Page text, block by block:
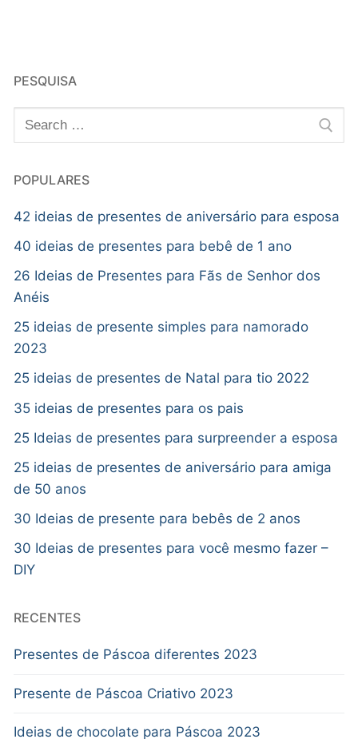
PESQUISA
POPULARES
42 ideias de presentes de aniversário para esposa
40 ideias de presentes para bebê de 1 ano
26 Ideias de Presentes para Fãs de Senhor dos
Anéis
25 ideias de presente simples para namorado
2023
25 ideias de presentes de Natal para tio 2022
35 ideias de presentes para os pais
25 Ideias de presentes para surpreender a esposa
25 ideias de presentes de aniversário para amiga
de 50 anos
30 Ideias de presente para bebês de 2 anos
30 Ideias de presentes para você mesmo fazer –
DIY
RECENTES
Presentes de Páscoa diferentes 2023
Presente de Páscoa Criativo 2023
Ideias de chocolate para Páscoa 2023